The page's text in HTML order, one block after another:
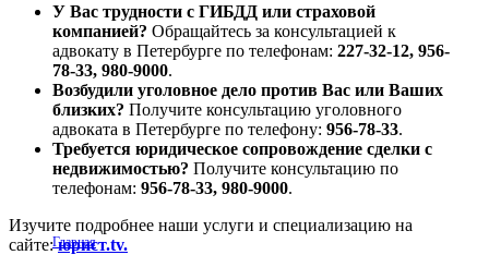
У Вас трудности с ГИБДД или страховой
компанией? Обращайтесь за консультацией к
адвокату в Петербурге по телефонам: 227-32-12, 956-
78-33, 980-9000.
Возбудили уголовное дело против Вас или Ваших
близких? Получите консультацию уголовного
адвоката в Петербурге по телефону: 956-78-33.
Требуется юридическое сопровождение сделки с
недвижимостью? Получите консультацию по
телефонам: 956-78-33, 980-9000.
Изучите подробнее наши услуги и специализацию на
сайте:юрист.tv.
Главная